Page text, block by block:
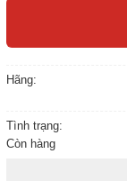
Hãng:
Tình trạng:
Còn hàng